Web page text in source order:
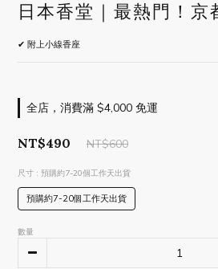
日本香堂｜最熱門！京
✔ 附上小線香座
全店，消費滿 $4,000 免運
NT$490 NT$600
尺寸 : 預購約7-20個工作天出貨
預購約7-20個工作天出貨
數量